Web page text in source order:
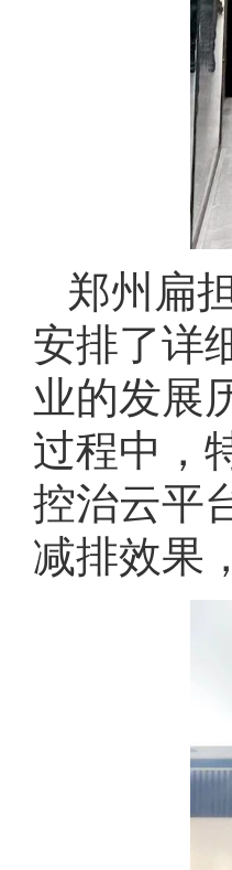
郑州扁
安排了详
业的发展
过程中，
控治云平
减排效果